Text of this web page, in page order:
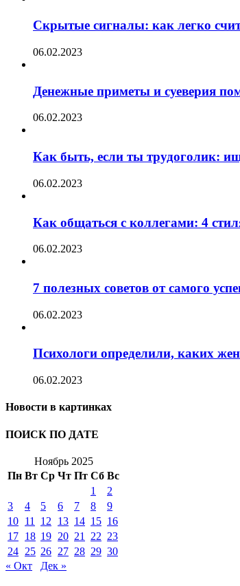
Скрытые сигналы: как легко
06.02.2023
Денежные приметы и суеверия
06.02.2023
Как быть, если ты трудоголик:
06.02.2023
Как общаться с коллегами: 4
06.02.2023
7 полезных советов от самого
06.02.2023
Психологи определили, каких
06.02.2023
Новости в картинках
ПОИСК ПО ДАТЕ
Ноябрь 2025
Пн Вт Ср Чт Пт Сб Вс
1
2
3
4 5 6 7 8
9
10 11 12 13 14 15 16
17 18 19 20 21 22 23
24 25 26 27 28 29 30
« Окт
Дек »